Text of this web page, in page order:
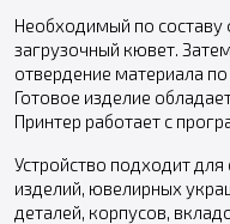
Необходимый по
загрузочный кювет.
отвердение материала
Готовое изделие
Принтер работает с
Устройство подходит
изделий, ювелирных
деталей, корпусов,